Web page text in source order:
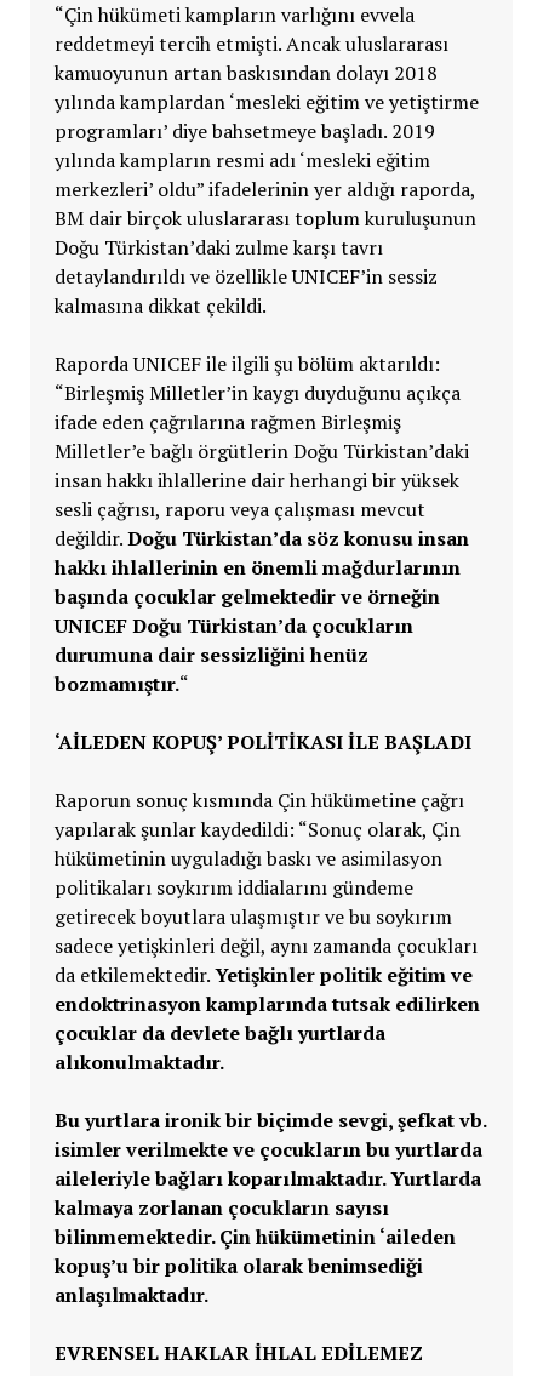
“Çin hükümeti kampların varlığını evvela
reddetmeyi tercih etmişti. Ancak uluslararası
kamuoyunun artan baskısından dolayı 2018
yılında kamplardan ‘mesleki eğitim ve yetiştirme
programları’ diye bahsetmeye başladı. 2019
yılında kampların resmi adı ‘mesleki eğitim
merkezleri’ oldu” ifadelerinin yer aldığı raporda,
BM dair birçok uluslararası toplum kuruluşunun
Doğu Türkistan’daki zulme karşı tavrı
detaylandırıldı ve özellikle UNICEF’in sessiz
kalmasına dikkat çekildi.
Raporda UNICEF ile ilgili şu bölüm aktarıldı:
“Birleşmiş Milletler’in kaygı duyduğunu açıkça
ifade eden çağrılarına rağmen Birleşmiş
Milletler’e bağlı örgütlerin Doğu Türkistan’daki
insan hakkı ihlallerine dair herhangi bir yüksek
sesli çağrısı, raporu veya çalışması mevcut
değildir.Doğu Türkistan’da söz konusu insan
hakkı ihlallerinin en önemli mağdurlarının
başında çocuklar gelmektedir ve örneğin
UNICEF Doğu Türkistan’da çocukların
durumuna dair sessizliğini henüz
bozmamıştır.“
‘AİLEDEN KOPUŞ’ POLİTİKASI İLE BAŞLADI
Raporun sonuç kısmında Çin hükümetine çağrı
yapılarak şunlar kaydedildi: “Sonuç olarak, Çin
hükümetinin uyguladığı baskı ve asimilasyon
politikaları soykırım iddialarını gündeme
getirecek boyutlara ulaşmıştır ve bu soykırım
sadece yetişkinleri değil, aynı zamanda çocukları
da etkilemektedir.Yetişkinler politik eğitim ve
endoktrinasyon kamplarında tutsak edilirken
çocuklar da devlete bağlı yurtlarda
alıkonulmaktadır.
Bu yurtlara ironik bir biçimde sevgi, şefkat vb.
isimler verilmekte ve çocukların bu yurtlarda
aileleriyle bağları koparılmaktadır. Yurtlarda
kalmaya zorlanan çocukların sayısı
bilinmemektedir. Çin hükümetinin ‘aileden
kopuş’u bir politika olarak benimsediği
anlaşılmaktadır.
EVRENSEL HAKLAR İHLAL EDİLEMEZ